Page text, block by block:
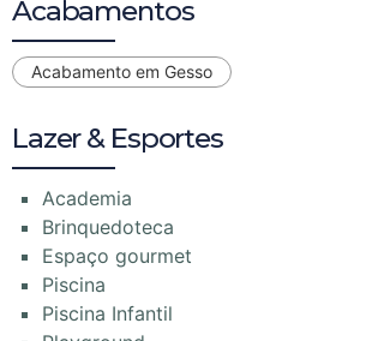
Acabamentos
Acabamento em Gesso
Lazer & Esportes
Academia
Brinquedoteca
Espaço gourmet
Piscina
Piscina Infantil